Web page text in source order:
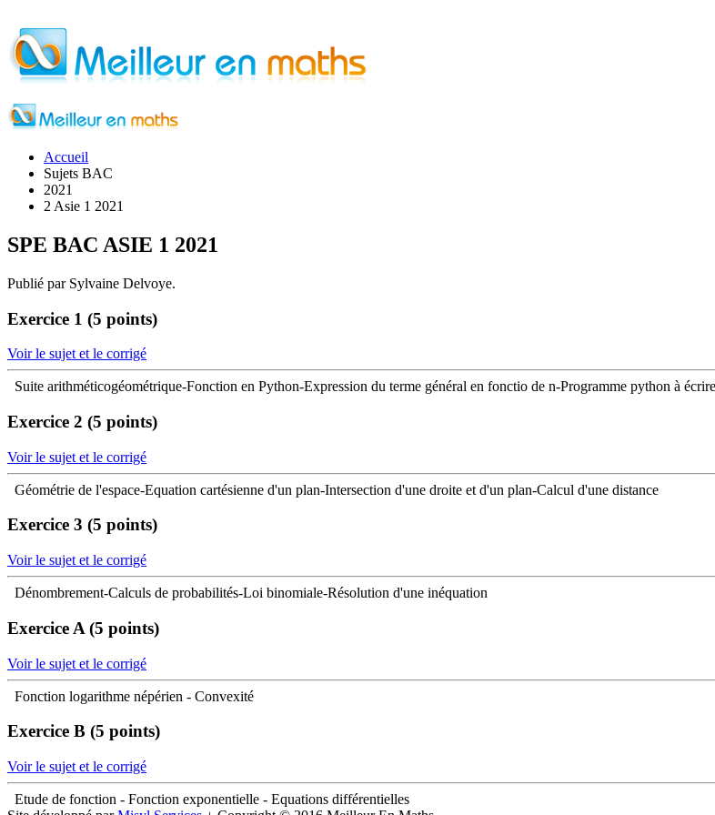
Accueil
Sujets BAC
2021
2 Asie 1 2021
SPE BAC ASIE 1 2021
Publié par Sylvaine Delvoye.
Exercice 1 (5 points)
Voir le sujet et le corrigé
Suite arithméticogéométrique-Fonction en Python-Expression du terme général en fonctio de n-Programme python à écrire
Exercice 2 (5 points)
Voir le sujet et le corrigé
Géométrie de l'espace-Equation cartésienne d'un plan-Intersection d'une droite et d'un plan-Calcul d'une distance
Exercice 3 (5 points)
Voir le sujet et le corrigé
Dénombrement-Calculs de probabilités-Loi binomiale-Résolution d'une inéquation
Exercice A (5 points)
Voir le sujet et le corrigé
Fonction logarithme népérien - Convexité
Exercice B (5 points)
Voir le sujet et le corrigé
Etude de fonction - Fonction exponentielle - Equations différentielles